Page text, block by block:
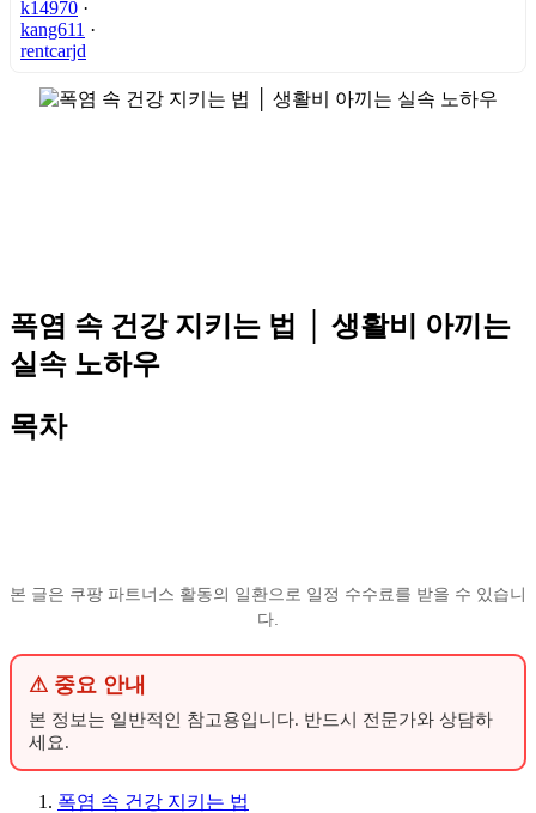
k14970 ·
kang611 ·
rentcarjd
폭염 속 건강 지키는 법 │ 생활비 아끼는
실속 노하우
목차
본 글은 쿠팡 파트너스 활동의 일환으로 일정 수수료를 받을 수 있습니
다.
⚠ 중요 안내
본 정보는 일반적인 참고용입니다. 반드시 전문가와 상담하
세요.
폭염 속 건강 지키는 법